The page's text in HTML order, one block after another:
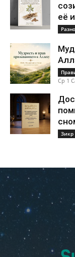
её
Ср 1
Зикр